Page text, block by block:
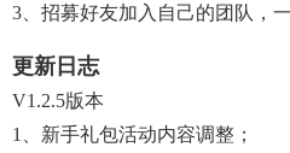
3、招募好友加入自己的团队，
更新日志
V1.2.5版本
1、新手礼包活动内容调整；